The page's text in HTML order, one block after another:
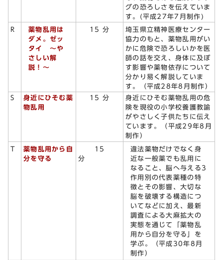
グの恐ろしさを伝えていま
す。(平成27年7月制作)
R
薬物乱用は
ダメ。ゼッ
タイ ～や
さしい解
説！～
15 分
埼玉県立精神医療センター
協力のもと、薬物乱用がい
かに危険で恐ろしいかを医
師の話を交え、身体に及ぼ
す影響や薬物依存について
分かり易く解説していま
す。（平成28年8月制作）
S
身近にひそむ薬
物乱用
15 分
身近にひそむ薬物乱用の危
険を現役の小学校養護教諭
がやさしく子供たちに伝え
ています。（平成29年8月
制作）
T
薬物乱用から自
分を守る
15
分
違法薬物だけでなく身
近な一般薬でも乱用に
なること、脳へ与える3
作用別の代表薬種の特
徴とその影響、大切な
脳を破壊する構造につ
いてなどに加え、最新
調査による大麻拡大の
実態を通じて「薬物乱
用から自分を守る」を
学ぶ。（平成30年8月
制作）